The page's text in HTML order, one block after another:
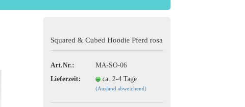
Squared & Cubed Hoodie Pferd rosa
Art.Nr.:
MA-SO-06
Lieferzeit:
ca. 2-4 Tage
(Ausland abweichend)